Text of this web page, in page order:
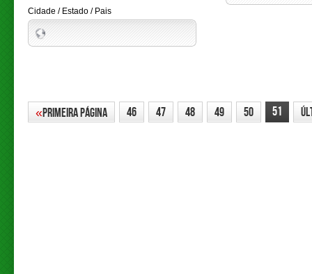
Cidade / Estado / Pais
«Primeira Página 46 47 48 49 50 51